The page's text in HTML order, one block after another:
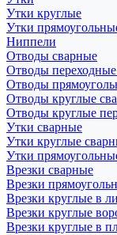
Утки круглые
Утки
Ниппели
Отводы сварные
Отводы
Отводы
Отводы круглые
Отводы круглые
Утки сварные
Утки круглые
Утки
Врезки сварные
Врезки
Врезки круглые в
Врезки круглые
Врезки круглые в